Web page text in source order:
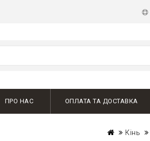
ПРО НАС ОПЛАТА ТА ДОСТАВКА
Кінь